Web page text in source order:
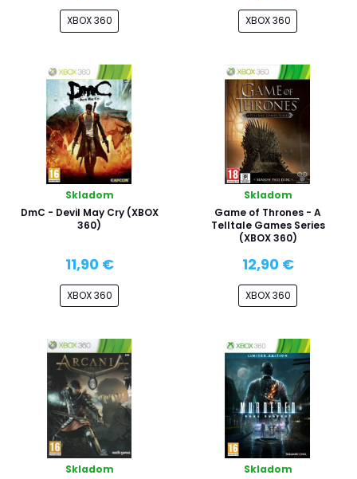
XBOX 360 XBOX 360
Skladom
DmC - Devil May Cry (XBOX
360)
11,90 €
XBOX 360
Skladom
Game of Thrones - A
Telltale Games Series
(XBOX 360)
12,90 €
XBOX 360
Skladom
Skladom